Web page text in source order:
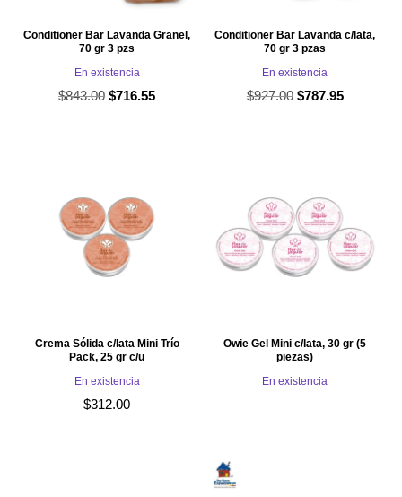
Conditioner Bar Lavanda Granel,
70 gr 3 pzs
En existencia
$843.00 El
$716.55El
Conditioner Bar Lavanda c/lata,
70 gr 3 pzas
En existencia
$927.00 El
$787.95El
Crema Sólida c/lata Mini Trío
Pack, 25 gr c/u
En existencia
$312.00
Owie Gel Mini c/lata, 30 gr (5
piezas)
En existencia